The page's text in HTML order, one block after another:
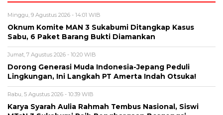
Minggu, 9 Agustus 2026 - 14:01 WIB
Oknum Komite MAN 3 Sukabumi Ditangkap Kasus
Sabu, 6 Paket Barang Bukti Diamankan
Jumat, 7 Agustus 2026 - 10:20 WIB
Dorong Generasi Muda Indonesia-Jepang Peduli
Lingkungan, Ini Langkah PT Amerta Indah Otsuka!
Rabu, 5 Agustus 2026 - 10:39 WIB
Karya Syarah Aulia Rahmah Tembus Nasional, Siswi